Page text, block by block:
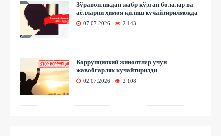
Зўравонликдан жабр кўрган болалар ва
аёлларни ҳимоя қилиш кучайтирилмоқда
07.07.2026 2 143
Коррупциявий жиноятлар учун
жавобгарлик кучайтирилди
02.07.2026 2 108